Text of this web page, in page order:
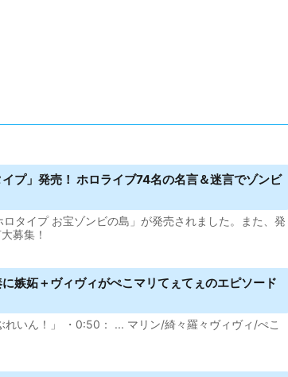
プ」発売！ ホロライブ74名の名言＆迷言でゾンビ
タイプ お宝ゾンビの島」が発売されました。また、発
募集！
嫉妬＋ヴィヴィがぺこマリてぇてぇのエピソード
いん！」 ・0:50： ... マリン/綺々羅々ヴィヴィ/ぺこ